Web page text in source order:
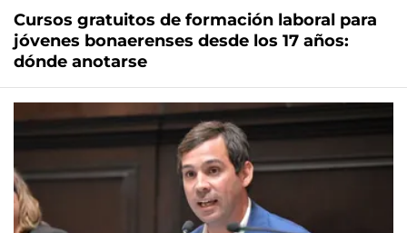
Cursos gratuitos de formación laboral para
jóvenes bonaerenses desde los 17 años:
dónde anotarse